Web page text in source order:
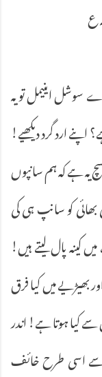
ع
سوشل اینیمل تو یہ
اپنے ارد گرد دیکھیے!
یہ ہے کہ ہم سانپوں
کو سانپ ہی کی
پال لیتے ہیں!
بھیڑیے میں کیا فرق
کیا ہوتا ہے! اندر
سے اسی طرح خائف